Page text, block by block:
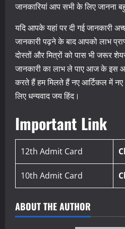
जानकारियां आप सभी के लिए जानना
यदि आपके यहां पर दी गई जानकारी
जानकारी पढ़ने के बाद आपको लाभ
दोस्तों और मित्रों को पास भी जरूर
जानकारी का लाभ ले पाए आज के इस
करते हैं हम मिलते हैं नए आर्टिकल में
लिए धन्यवाद जय हिंद।
Important Link
12th Admit Card
10th Admit Card
ABOUT THE AUTHOR